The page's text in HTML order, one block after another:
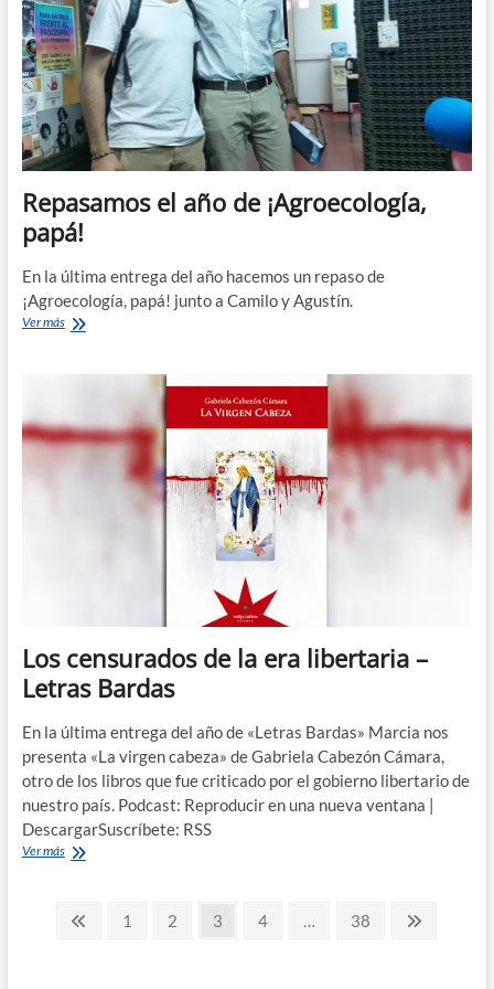
Repasamos el año de ¡Agroecología,
papá!
En la última entrega del año hacemos un repaso de
¡Agroecología, papá! junto a Camilo y Agustín.
Ver másRepasamos
papá!
Los censurados de la era libertaria –
Letras Bardas
En la última entrega del año de «Letras Bardas» Marcia nos
presenta «La virgen cabeza» de Gabriela Cabezón Cámara,
otro de los libros que fue criticado por el gobierno libertario de
nuestro país. Podcast: Reproducir en una nueva ventana |
DescargarSuscríbete: RSS
Ver másLos
era
Paginación
PáginaPágina
1 Página
2 Página
3 Página
4 … Página
38